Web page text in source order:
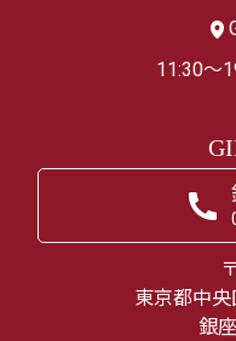
11:30～
東京都中
銀